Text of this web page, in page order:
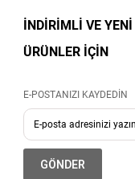
İNDİRİMLİ VE YENİ
ÜRÜNLER İÇİN
E-POSTANIZI KAYDEDİN
GÖNDER